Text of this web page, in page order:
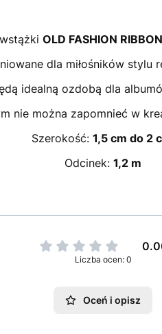
OLD FASHION
dla miłośników stylu
idealną ozdobą dla
nie można zapomnieć w
Szerokość: 1,5 cm do 2
Odcinek: 1,2 m
Liczba ocen: 0
Oceń i opisz